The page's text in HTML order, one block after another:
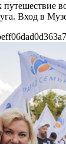
Вход в